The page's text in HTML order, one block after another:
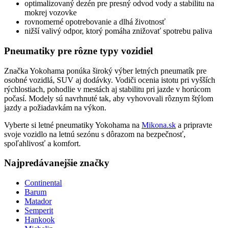
optimalizovaný dezén pre presný odvod vody a stabilitu na
mokrej vozovke
rovnomerné opotrebovanie a dlhá životnosť
nižší valivý odpor, ktorý pomáha znižovať spotrebu paliva
Pneumatiky pre rôzne typy vozidiel
Značka Yokohama ponúka široký výber letných pneumatík pre
osobné vozidlá, SUV aj dodávky. Vodiči ocenia istotu pri vyšších
rýchlostiach, pohodlie v mestách aj stabilitu pri jazde v horúcom
počasí. Modely sú navrhnuté tak, aby vyhovovali rôznym štýlom
jazdy a požiadavkám na výkon.
Vyberte si letné pneumatiky Yokohama na Mikona.sk a pripravte
svoje vozidlo na letnú sezónu s dôrazom na bezpečnosť,
spoľahlivosť a komfort.
Najpredávanejšie značky
Continental
Barum
Matador
Semperit
Hankook